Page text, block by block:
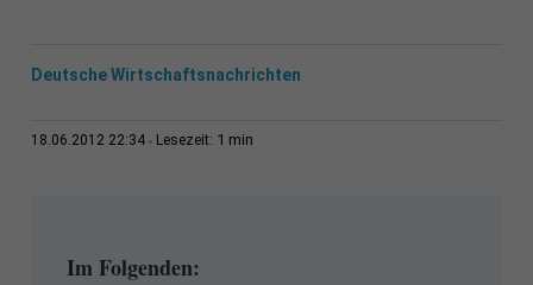
Deutsche Wirtschaftsnachrichten
18.06.2012 22:34 Lesezeit: 1 min
Im Folgenden: